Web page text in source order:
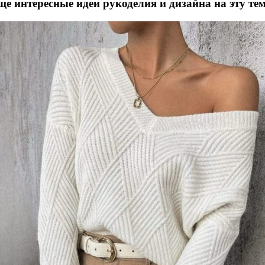
интересные идеи рукоделия и дизайна на эту